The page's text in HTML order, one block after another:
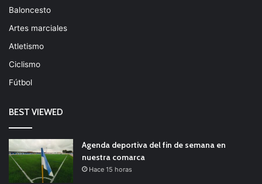
Baloncesto
Artes marciales
Atletismo
Ciclismo
Fútbol
BEST VIEWED
Agenda deportiva del fin de semana en
nuestra comarca
Hace 15 horas